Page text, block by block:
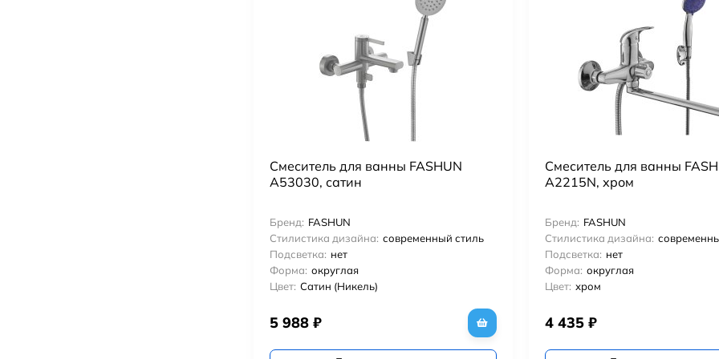
Смеситель для ванны FASHUN
A53030, сатин
Бренд: FASHUN
Стилистика дизайна: современный стиль
Подсветка: нет
Форма: округлая
Цвет: Сатин (Никель)
5 988 ₽
Смеситель для ванны
A2215N, хром
Бренд: FASHUN
Стилистика дизайна:
Подсветка: нет
Форма: округлая
Цвет: хром
4 435 ₽